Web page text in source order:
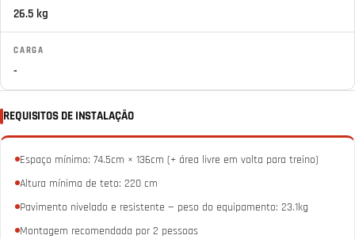
26.5 kg
CARGA
-
REQUISITOS DE INSTALAÇÃO
Espaço mínimo: 74.5cm × 136cm (+ área livre em volta para treino)
Altura mínima de teto: 220 cm
Pavimento nivelado e resistente — peso do equipamento: 23.1kg
Montagem recomendada por 2 pessoas